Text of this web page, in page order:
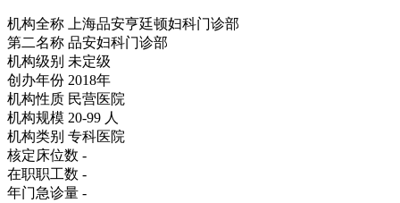
机构全称
上海品安亨廷顿妇科门诊部
第二名称 品安妇科门诊部
机构级别 未定级
创办年份 2018年
机构性质 民营医院
机构规模 20-99 人
机构类别 专科医院
核定床位数 -
在职职工数 -
年门急诊量 -